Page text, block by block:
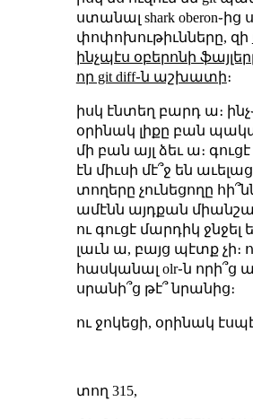
ստանալ shark oberon֊ից
փոփոխութիւնները, զի
ինչպէս օբերոնի
որ git diff֊ն աշխատի։
իսկ էնտեղ բարդ ա։
օրինակ լիքը բան
մի բան այլ ձեւ ա։
էն միւսի մէ՞ջ են
տողերը չունեցողը
ամէնն այդքան
ու գուցէ մարդիկ ջնջել
լաւն ա, բայց պէտք չի։
հասկանալ olr֊ն որի՞ց
սրանի՞ց թէ՞ նրանից։
ու ջոկեցի, օրինակ
տող 315,